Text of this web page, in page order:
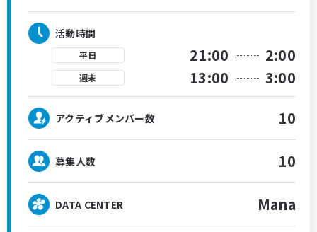
活動時間
平日 21:00 2:00
週末 13:00 3:00
アクティブメンバー数 10
募集人数 10
DATA CENTER Mana